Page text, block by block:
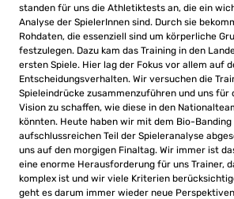
standen für uns die Athletiktests an, die ein
Analyse der SpielerInnen sind. Durch sie
Rohdaten, die essenziell sind um körperliche
festzulegen. Dazu kam das Training in den
ersten Spiele. Hier lag der Fokus vor allem auf
Entscheidungsverhalten. Wir versuchen die
Spieleindrücke zusammenzuführen und uns für
Vision zu schaffen, wie diese in den
könnten. Heute haben wir mit dem Bio-
aufschlussreichen Teil der Spieleranalyse
uns auf den morgigen Finaltag. Wir immer ist
eine enorme Herausforderung für uns Trainer,
komplex ist und wir viele Kriterien
geht es darum immer wieder neue